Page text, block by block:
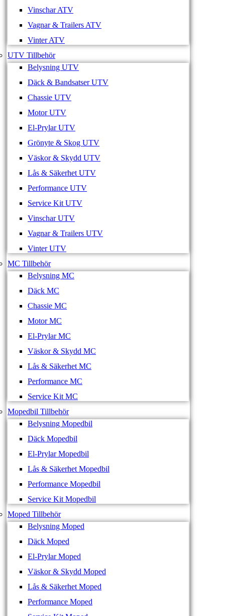
Vinschar ATV
Vagnar & Trailers ATV
Vinter ATV
UTV Tillbehör
Belysning UTV
Däck & Bandsatser UTV
Chassie UTV
Motor UTV
El-Prylar UTV
Grönyte & Skog UTV
Väskor & Skydd UTV
Lås & Säkerhet UTV
Performance UTV
Service Kit UTV
Vinschar UTV
Vagnar & Trailers UTV
Vinter UTV
MC Tillbehör
Belysning MC
Däck MC
Chassie MC
Motor MC
El-Prylar MC
Väskor & Skydd MC
Lås & Säkerhet MC
Performance MC
Service Kit MC
Mopedbil Tillbehör
Belysning Mopedbil
Däck Mopedbil
El-Prylar Mopedbil
Lås & Säkerhet Mopedbil
Performance Mopedbil
Service Kit Mopedbil
Moped Tillbehör
Belysning Moped
Däck Moped
El-Prylar Moped
Väskor & Skydd Moped
Lås & Säkerhet Moped
Performance Moped